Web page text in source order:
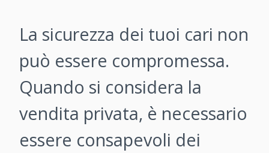
La sicurezza dei tuoi cari non
può essere compromessa.
Quando si considera la
vendita privata, è necessario
essere consapevoli dei